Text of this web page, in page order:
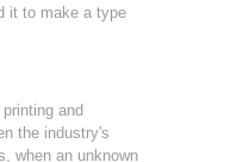
it to make a type
and
the industry's
when an unknown